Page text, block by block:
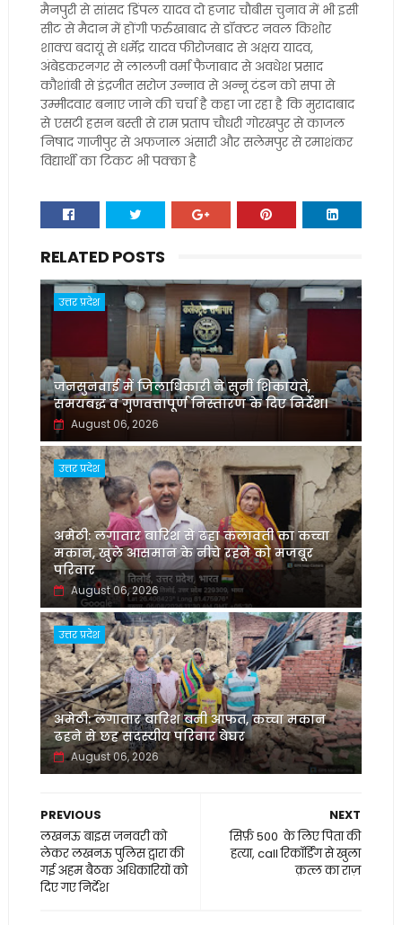
मैनपुरी से सांसद डिंपल यादव दो हजार चौबीस चुनाव में भी इसी
सीट से मैदान में होंगी फर्रुखाबाद से डॉक्टर नवल किशोर
शाक्य बदायूं से धर्मेंद्र यादव फीरोजबाद से अक्षय यादव,
अंबेडकरनगर से लालजी वर्मा फैजाबाद से अवधेश प्रसाद
कौशांबी से इंद्रजीत सरोज उन्नाव से अन्नू टंडन को सपा से
उम्मीदवार बनाए जाने की चर्चा है कहा जा रहा है कि मुरादाबाद
से एसटी हसन बस्ती से राम प्रताप चौधरी गोरखपुर से काजल
निषाद गाजीपुर से अफजाल अंसारी और सलेमपुर से रमाशंकर
विद्यार्थी का टिकट भी पक्का है
RELATED POSTS
उत्तर प्रदेश
जनसुनवाई में जिलाधिकारी ने सुनीं शिकायतें,
समयबद्ध व गुणवत्तापूर्ण निस्तारण के दिए निर्देश।
August 06, 2026
उत्तर प्रदेश
अमेठी: लगातार बारिश से ढहा कलावती का कच्चा
मकान, खुले आसमान के नीचे रहने को मजबूर
परिवार
August 06, 2026
उत्तर प्रदेश
अमेठी: लगातार बारिश बनी आफत, कच्चा मकान
ढहने से छह सदस्यीय परिवार बेघर
August 06, 2026
NEXT
सिर्फ़ 500 ₹ के लिए पिता की
हत्या, call रिकॉर्डिंग से खुला
क़त्ल का राज़
PREVIOUS
लखनऊ बाइस जनवरी को
लेकर लखनऊ पुलिस द्वारा की
गई अहम बैठक अधिकारियों को
दिए गए निर्देश